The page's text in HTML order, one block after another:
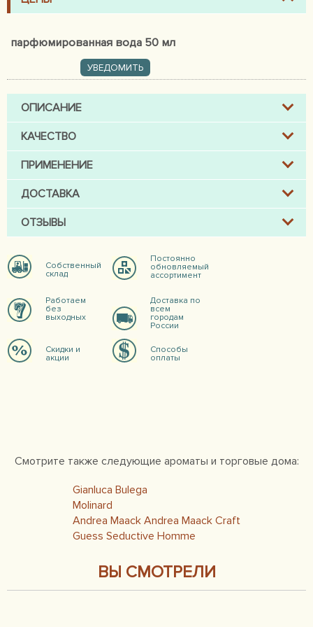
парфюмированная вода 50 мл
УВЕДОМИТЬ
ОПИСАНИЕ
КАЧЕСТВО
ПРИМЕНЕНИЕ
ДОСТАВКА
ОТЗЫВЫ
Собственный
склад
Постоянно
обновляемый
ассортимент
Работаем
без
выходных
Доставка по
всем
городам
России
Скидки и
акции
Способы
оплаты
Смотрите также следующие ароматы и торговые дома:
Gianluca Bulega
Molinard
Andrea Maack Andrea Maack Craft
Guess Seductive Homme
ВЫ СМОТРЕЛИ